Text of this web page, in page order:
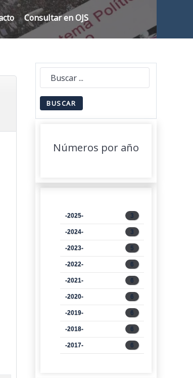
Consultar en OJS
Números por año
-2025- 3
-2024- 3
-2023- 5
-2022- 6
-2021- 6
-2020- 6
-2019- 6
-2018- 6
-2017- 6